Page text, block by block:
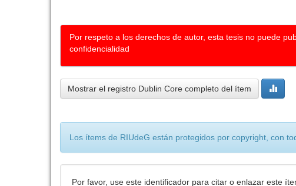
Por respeto a los derechos de autor, esta tesis no puede
confidencialidad
Mostrar el registro Dublin Core completo del ítem
Los ítems de RIUdeG están protegidos por copyright, con
Por favor, use este identificador para citar o enlazar este